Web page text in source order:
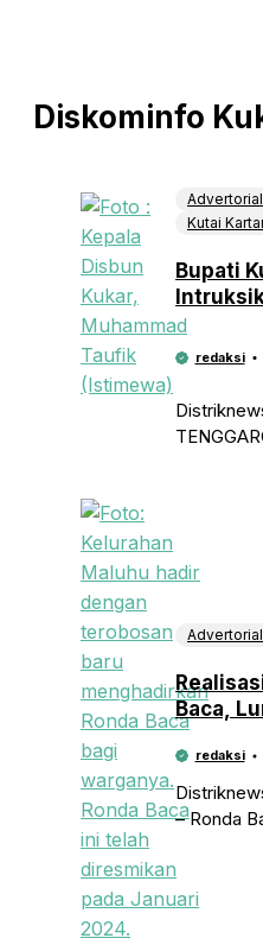
Diskominfo
Advertorial
Kutai
Bupati
Disbun
Petani
Loa Kulu
Bangun
redaksi
memiliki
yang
untuk
Advertorial
Baca,
Sebut
Bupati
redaksi
– Ronda
resmikan